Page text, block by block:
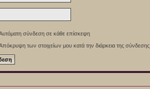
σύνδεση σε κάθε επίσκεψη
των στοιχείων μου κατά την διάρκεια της σύνδεσης